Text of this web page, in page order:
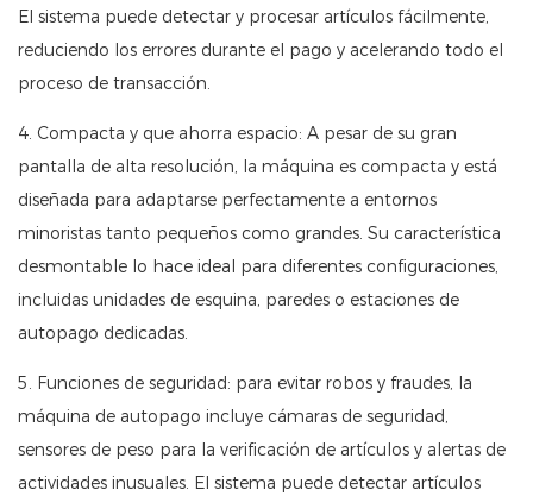
El sistema puede detectar y procesar artículos fácilmente,
reduciendo los errores durante el pago y acelerando todo el
proceso de transacción.
4. Compacta y que ahorra espacio: A pesar de su gran
pantalla de alta resolución, la máquina es compacta y está
diseñada para adaptarse perfectamente a entornos
minoristas tanto pequeños como grandes. Su característica
desmontable lo hace ideal para diferentes configuraciones,
incluidas unidades de esquina, paredes o estaciones de
autopago dedicadas.
5. Funciones de seguridad: para evitar robos y fraudes, la
máquina de autopago incluye cámaras de seguridad,
sensores de peso para la verificación de artículos y alertas de
actividades inusuales. El sistema puede detectar artículos